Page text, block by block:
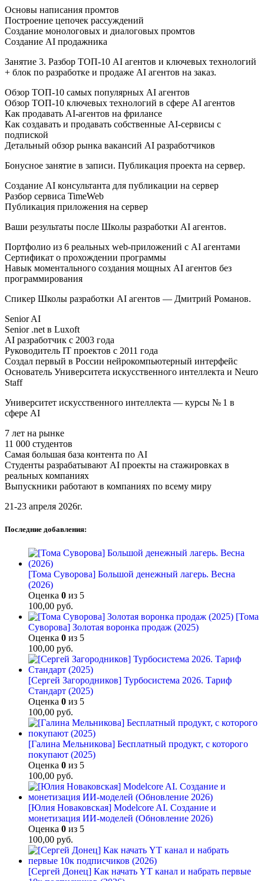
Основы написания промтов
Построение цепочек рассуждений
Создание монологовых и диалоговых промтов
Создание AI продажника
Занятие 3. Разбор ТОП-10 AI агентов и ключевых технологий
+ блок по разработке и продаже AI агентов на заказ.
Обзор ТОП-10 самых популярных AI агентов
Обзор ТОП-10 ключевых технологий в сфере AI агентов
Как продавать AI-агентов на фрилансе
Как создавать и продавать собственные AI-сервисы с
подпиской
Детальный обзор рынка вакансий AI разработчиков
Бонусное занятие в записи. Публикация проекта на сервер.
Создание AI консультанта для публикации на сервер
Разбор сервиса TimeWeb
Публикация приложения на сервер
Ваши результаты после Школы разработки AI агентов.
Портфолио из 6 реальных web-приложений с AI агентами
Сертификат о прохождении программы
Навык моментального создания мощных AI агентов без
программирования
Спикер Школы разработки AI агентов — Дмитрий Романов.
Senior AI
Senior .net в Luxoft
AI разработчик с 2003 года
Руководитель IT проектов с 2011 года
Создал первый в России нейрокомпьютерный интерфейс
Основатель Университета искусственного интеллекта и Neuro
Staff
Университет искусственного интеллекта — курсы № 1 в
сфере AI
7 лет на рынке
11 000 студентов
Самая большая база контента по AI
Студенты разрабатывают AI проекты на стажировках в
реальных компаниях
Выпускники работают в компаниях по всему миру
21-23 апреля 2026г.
Последние добавления:
[Тома Суворова] Большой денежный лагерь. Весна
(2026)
Оценка 0 из 5
100,00 руб.
[Тома
Суворова] Золотая воронка продаж (2025)
Оценка 0 из 5
100,00 руб.
[Сергей Загородников] Турбосистема 2026. Тариф
Стандарт (2025)
Оценка 0 из 5
100,00 руб.
[Галина Мельникова] Бесплатный продукт, с которого
покупают (2025)
Оценка 0 из 5
100,00 руб.
[Юлия Новаковская] Modelcore AI. Создание и
монетизация ИИ-моделей (Обновление 2026)
Оценка 0 из 5
100,00 руб.
[Сергей Донец] Как начать YT канал и набрать первые